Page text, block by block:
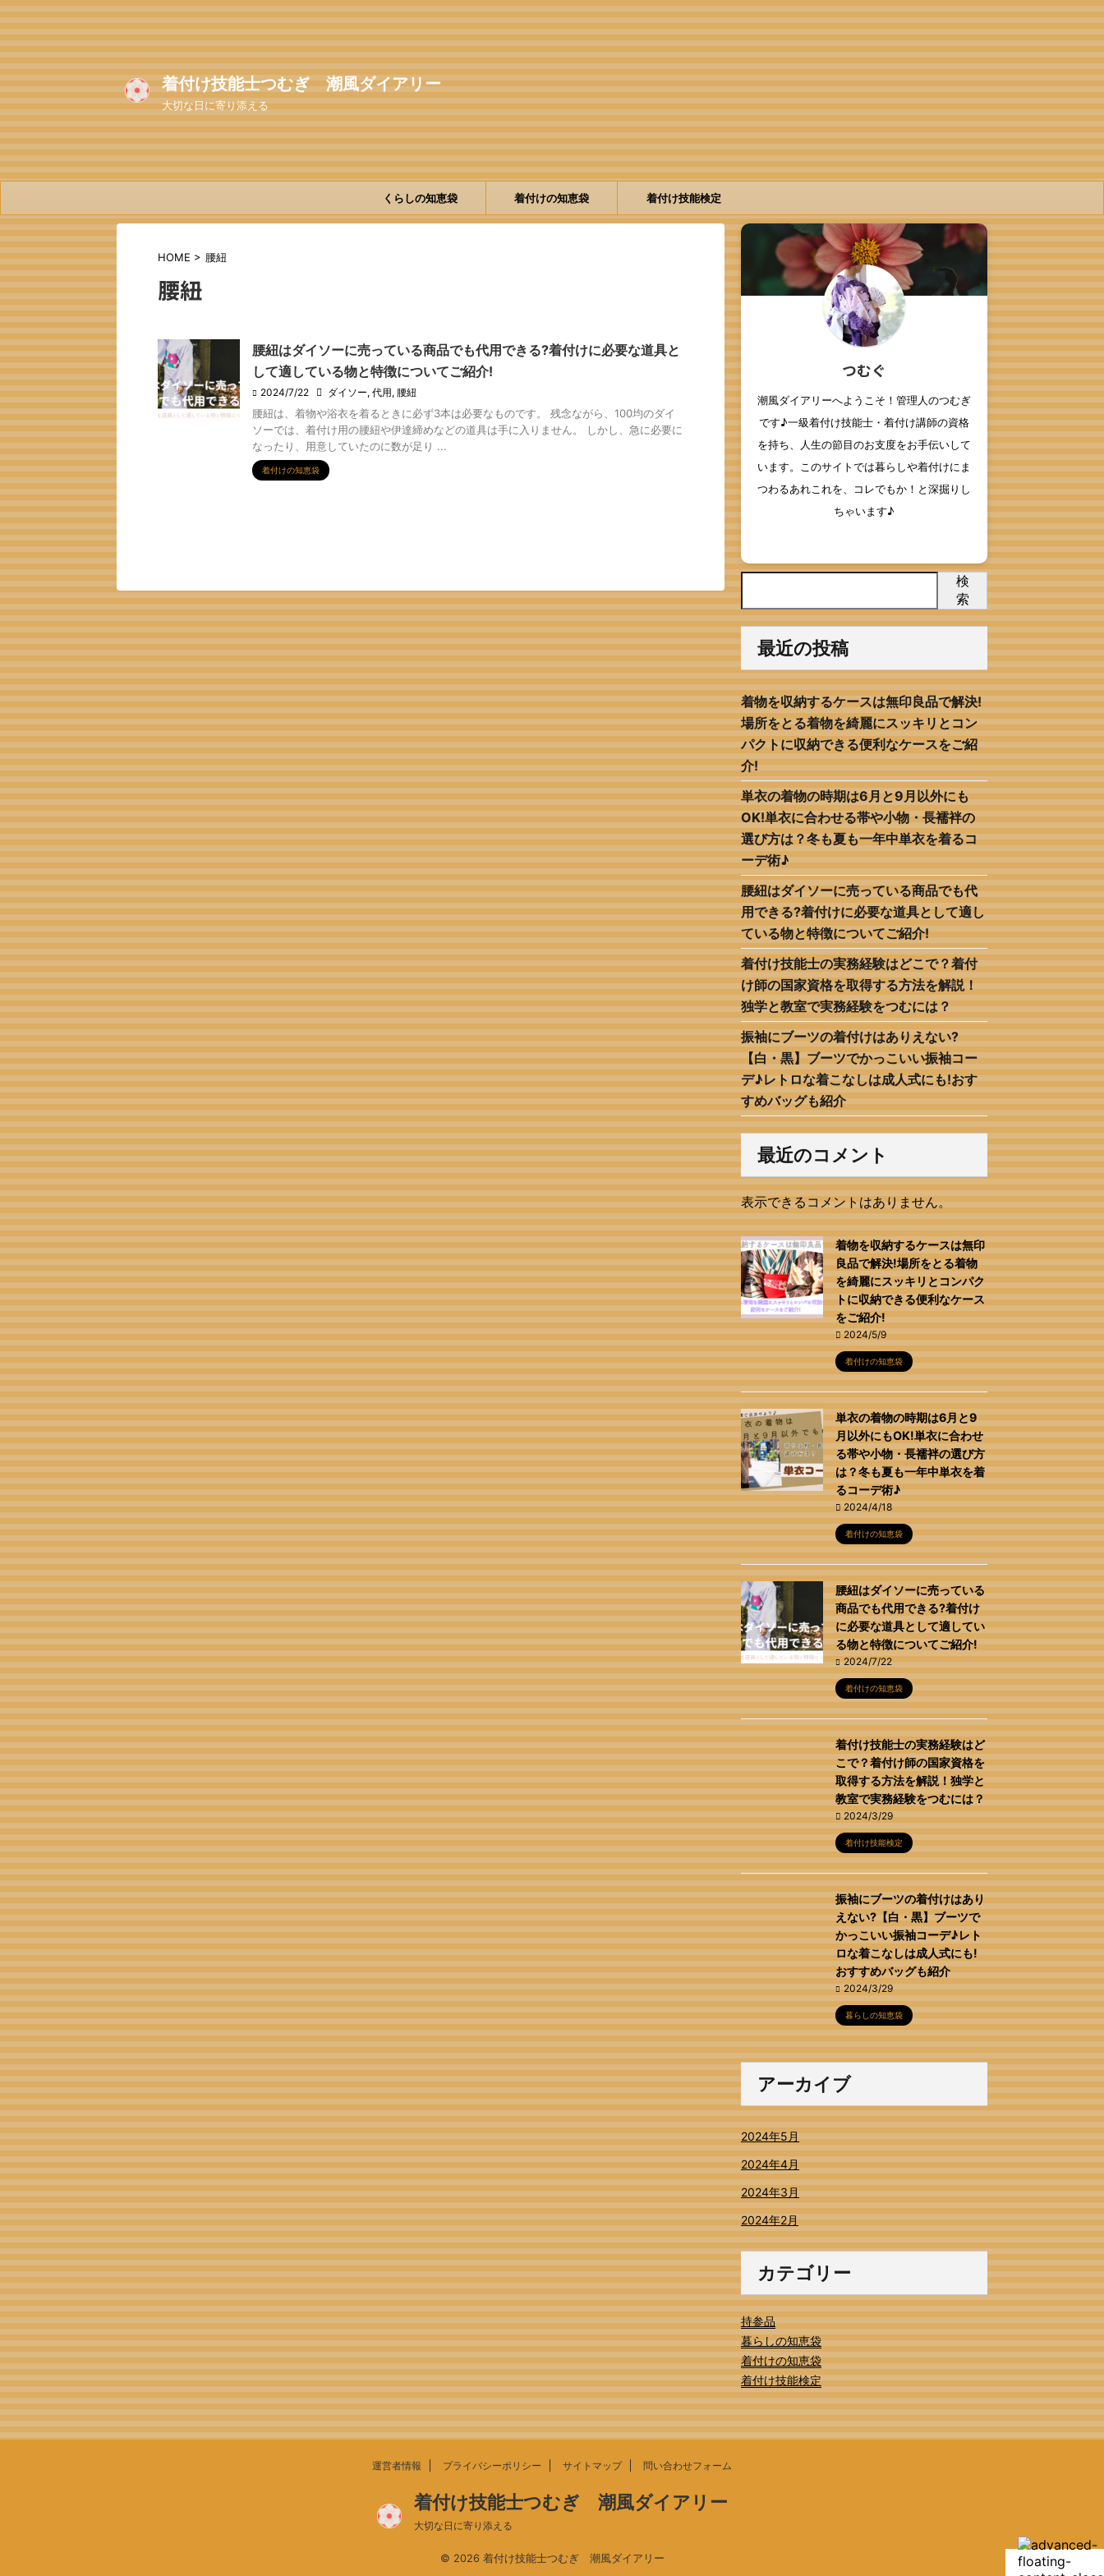
着付け技能士つむぎ 潮風ダイアリー
大切な日に寄り添える
くらしの知恵袋 着付けの知恵袋 着付け技能検定
HOME > 腰紐
腰紐
腰紐はダイソーに売っている商品でも代用できる?着付けに必要な道具と
して適している物と特徴についてご紹介!
2024/7/22 ダイソー, 代用, 腰紐
腰紐は、着物や浴衣を着るときに必ず3本は必要なものです。 残念ながら、100均のダイ
ソーでは、着付け用の腰紐や伊達締めなどの道具は手に入りません。 しかし、急に必要に
なったり、用意していたのに数が足り ...
着付けの知恵袋
つむぐ
潮風ダイアリーへようこそ！管理人のつむぎ
です♪一級着付け技能士・着付け講師の資格
を持ち、人生の節目のお支度をお手伝いして
います。このサイトでは暮らしや着付けにま
つわるあれこれを、コレでもか！と深掘りし
ちゃいます♪
検
索
最近の投稿
着物を収納するケースは無印良品で解決!
場所をとる着物を綺麗にスッキリとコン
パクトに収納できる便利なケースをご紹
介!
単衣の着物の時期は6月と9月以外にも
OK!単衣に合わせる帯や小物・長襦袢の
選び方は？冬も夏も一年中単衣を着るコ
ーデ術♪
腰紐はダイソーに売っている商品でも代
用できる?着付けに必要な道具として適し
ている物と特徴についてご紹介!
着付け技能士の実務経験はどこで？着付
け師の国家資格を取得する方法を解説！
独学と教室で実務経験をつむには？
振袖にブーツの着付けはありえない?
【白・黒】ブーツでかっこいい振袖コー
デ♪レトロな着こなしは成人式にも!おす
すめバッグも紹介
最近のコメント
表示できるコメントはありません。
着物を収納するケースは無印
良品で解決!場所をとる着物
を綺麗にスッキリとコンパク
トに収納できる便利なケース
をご紹介!
2024/5/9
着付けの知恵袋
単衣の着物の時期は6月と9
月以外にもOK!単衣に合わせ
る帯や小物・長襦袢の選び方
は？冬も夏も一年中単衣を着
るコーデ術♪
2024/4/18
着付けの知恵袋
腰紐はダイソーに売っている
商品でも代用できる?着付け
に必要な道具として適してい
る物と特徴についてご紹介!
2024/7/22
着付けの知恵袋
着付け技能士の実務経験はど
こで？着付け師の国家資格を
取得する方法を解説！独学と
教室で実務経験をつむには？
2024/3/29
着付け技能検定
振袖にブーツの着付けはあり
えない?【白・黒】ブーツで
かっこいい振袖コーデ♪レト
ロな着こなしは成人式にも!
おすすめバッグも紹介
2024/3/29
暮らしの知恵袋
アーカイブ
2024年5月
2024年4月
2024年3月
2024年2月
カテゴリー
持参品
暮らしの知恵袋
着付けの知恵袋
着付け技能検定
運営者情報 プライバシーポリシー サイトマップ 問い合わせフォーム
着付け技能士つむぎ 潮風ダイアリー
大切な日に寄り添える
© 2026 着付け技能士つむぎ 潮風ダイアリー